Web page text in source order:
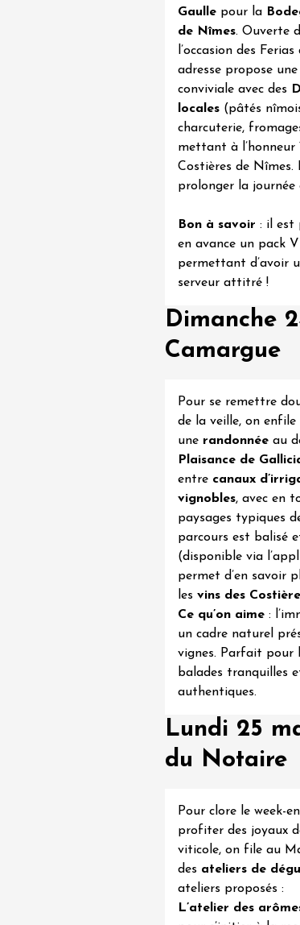
Gaullepour la
de Nîmes. Ouverte
l’occasion des
adresse propose
conviviale avec des
locales (pâtés
charcuterie,
mettant à l’honneur
Costières de Nîmes.
prolonger la journée
Bon à savoir : il est
en avance un pack
permettant d’avoir
serveur attitré !
Dimanche
Camargue
Pour se remettre
de la veille, on
une randonnée au
Plaisance de
entre canaux
vignobles, avec en
paysages typiques
parcours est balisé
(disponible via
permet d’en savoir
les vins des
Ce qu’on aime:
un cadre naturel
vignes. Parfait pour
balades tranquilles
authentiques.
Lundi 25
du Notaire
Pour clore le week-
profiter des joyaux
viticole, on file au
des ateliers de
ateliers proposés :
L’atelier des